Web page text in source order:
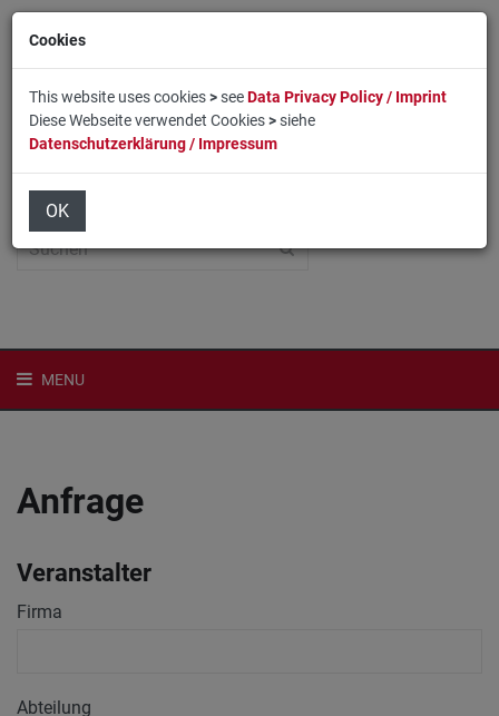
Home
MENU
Anfrage
Veranstalter
Firma
Abteilung
Cookies
This website uses cookies>seeData Privacy Policy / Imprint
Diese Webseite verwendet Cookies>siehe
Datenschutzerklärung / Impressum
OK